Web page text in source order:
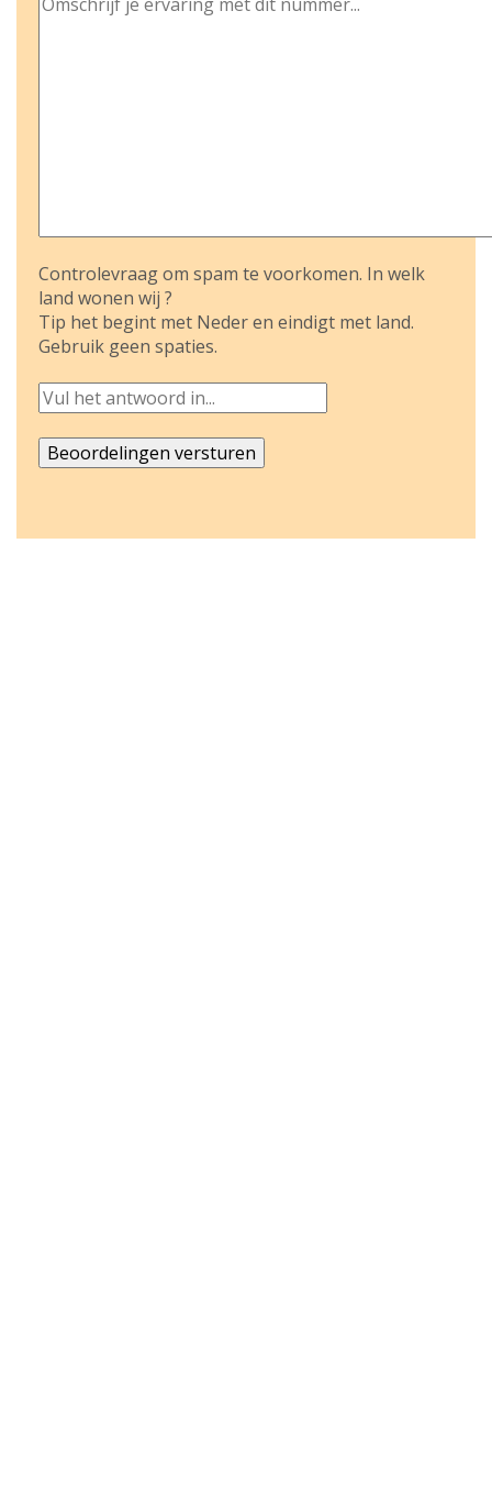
Controlevraag om spam te voorkomen. In welk
land wonen wij ?
Tip het begint met Neder en eindigt met land.
Gebruik geen spaties.